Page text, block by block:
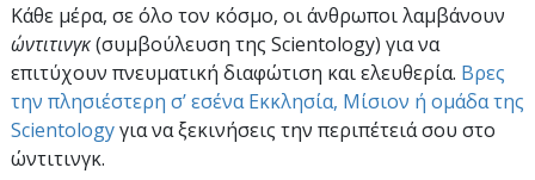
Κάθε μέρα, σε όλο τον κόσμο, οι άνθρωποι λαμβάνουν
ώντιτινγκ(συμβούλευση της Scientology) για να
επιτύχουν πνευματική διαφώτιση και ελευθερία. Βρες
την πλησιέστερη σ’ εσένα Εκκλησία, Μίσιον ή ομάδα της
Scientologyγια να ξεκινήσεις την περιπέτειά σου στο
ώντιτινγκ.